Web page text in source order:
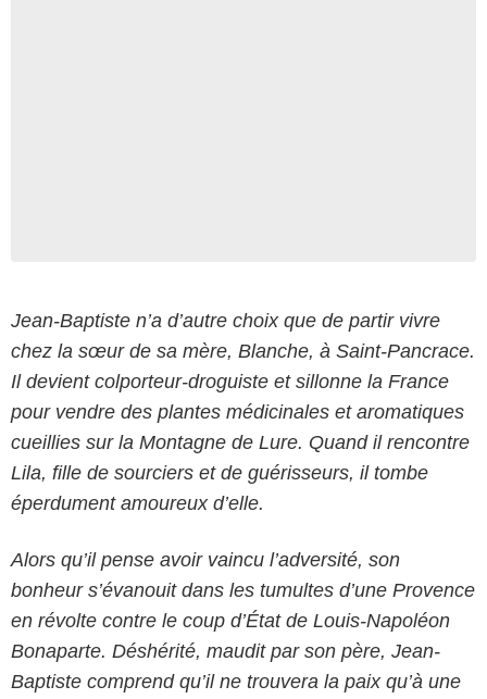
Jean-Baptiste n’a d’autre choix que de partir vivre
chez la sœur de sa mère, Blanche, à Saint-Pancrace.
Il devient colporteur-droguiste et sillonne la France
pour vendre des plantes médicinales et aromatiques
cueillies sur la Montagne de Lure. Quand il rencontre
Lila, fille de sourciers et de guérisseurs, il tombe
éperdument amoureux d’elle.
Alors qu’il pense avoir vaincu l’adversité, son
bonheur s’évanouit dans les tumultes d’une Provence
en révolte contre le coup d’État de Louis-Napoléon
Bonaparte. Déshérité, maudit par son père, Jean-
Baptiste comprend qu’il ne trouvera la paix qu’à une